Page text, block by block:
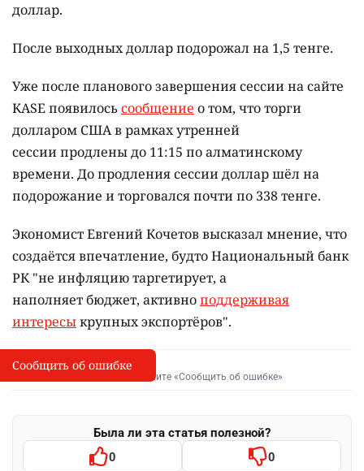
доллар.
После выходных доллар подорожал на 1,5 тенге.
Уже после планового завершения сессии на сайте
KASE появилосьсообщение о том, что торги
долларом США в рамках утренней
сессии продлены до 11:15 по алматинскому
времени. До продления сессии доллар шёл на
подорожание и торговался почти по 338 тенге.
Экономист Евгений Кочетов высказал мнение, что
создаётся впечатление, будто Национальный банк
РК "не инфляцию таргетирует, а
наполняет бюджет, активноподдерживая
интересыкрупных экспортёров".
I
Сообщить об опечатке
Выделите фрагмент и нажмите «Сообщить об ошибке»
Была ли эта статья полезной?
0 0
Сообщить об ошибке